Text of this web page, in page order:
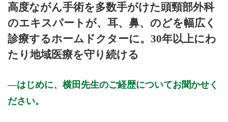
高度ながん手術を多数手がけた頭頸部外科
のエキスパートが、耳、鼻、のどを幅広く
診療するホームドクターに。30年以上にわ
たり地域医療を守り続ける
はじめに、横田先生のご経歴についてお聞かせく
ださい。